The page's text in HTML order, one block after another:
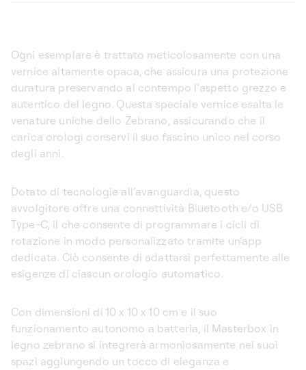
Ogni esemplare è trattato meticolosamente con una
vernice altamente opaca, che assicura una protezione
duratura preservando al contempo l’aspetto grezzo e
autentico del legno. Questa speciale vernice esalta le
venature uniche dello Zebrano, assicurando che il
carica orologi conservi il suo fascino unico nel corso
degli anni.
Dotato di tecnologie all’avanguardia, questo
avvolgitore offre una connettività Bluetooth e/o USB
Type-C, il che consente di programmare i cicli di
rotazione in modo personalizzato tramite un’app
dedicata. Ciò consente di adattarsi perfettamente alle
esigenze di ciascun orologio automatico.
Con dimensioni di 10 x 10 x 10 cm e il suo
funzionamento autonomo a batteria, il Masterbox in
legno zebrano si integrerà armoniosamente nei suoi
spazi aggiungendo un tocco di eleganza e